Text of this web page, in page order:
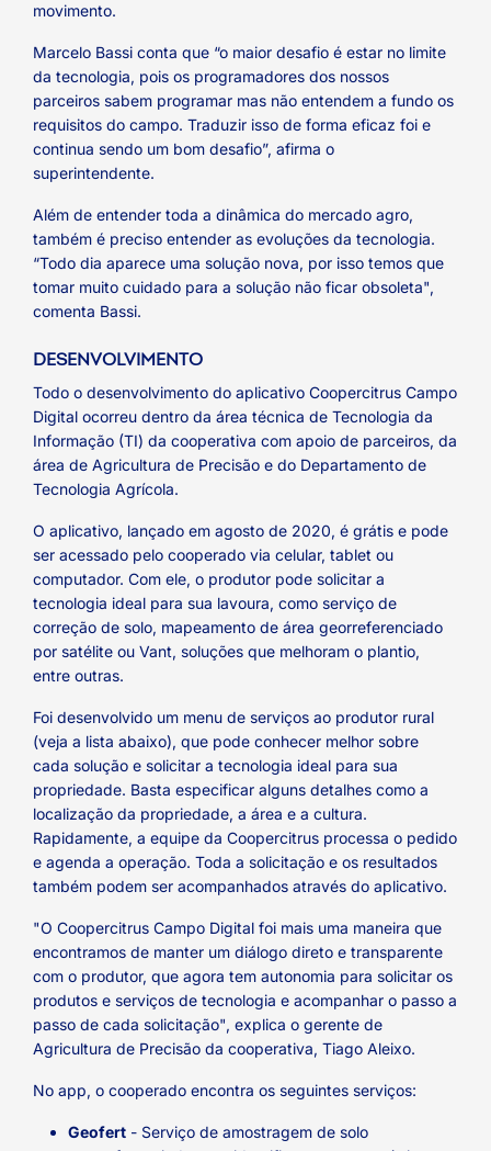
movimento.
Marcelo Bassi conta que “o maior desafio é estar no limite
da tecnologia, pois os programadores dos nossos
parceiros sabem programar mas não entendem a fundo os
requisitos do campo. Traduzir isso de forma eficaz foi e
continua sendo um bom desafio”, afirma o
superintendente.
Além de entender toda a dinâmica do mercado agro,
também é preciso entender as evoluções da tecnologia.
“Todo dia aparece uma solução nova, por isso temos que
tomar muito cuidado para a solução não ficar obsoleta",
comenta Bassi.
DESENVOLVIMENTO
Todo o desenvolvimento do aplicativo Coopercitrus Campo
Digital ocorreu dentro da área técnica de Tecnologia da
Informação (TI) da cooperativa com apoio de parceiros, da
área de Agricultura de Precisão e do Departamento de
Tecnologia Agrícola.
O aplicativo, lançado em agosto de 2020, é grátis e pode
ser acessado pelo cooperado via celular, tablet ou
computador. Com ele, o produtor pode solicitar a
tecnologia ideal para sua lavoura, como serviço de
correção de solo, mapeamento de área georreferenciado
por satélite ou Vant, soluções que melhoram o plantio,
entre outras.
Foi desenvolvido um menu de serviços ao produtor rural
(veja a lista abaixo), que pode conhecer melhor sobre
cada solução e solicitar a tecnologia ideal para sua
propriedade. Basta especificar alguns detalhes como a
localização da propriedade, a área e a cultura.
Rapidamente, a equipe da Coopercitrus processa o pedido
e agenda a operação. Toda a solicitação e os resultados
também podem ser acompanhados através do aplicativo.
"O Coopercitrus Campo Digital foi mais uma maneira que
encontramos de manter um diálogo direto e transparente
com o produtor, que agora tem autonomia para solicitar os
produtos e serviços de tecnologia e acompanhar o passo a
passo de cada solicitação", explica o gerente de
Agricultura de Precisão da cooperativa, Tiago Aleixo.
No app, o cooperado encontra os seguintes serviços:
Geofert - Serviço de amostragem de solo